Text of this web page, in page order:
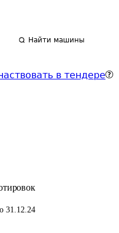
Найти машины
в тендере
31.12.24